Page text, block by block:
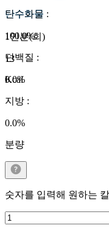
탄수화물
1인분(회)
13
Kcal
탄수화물 :
100.0%
단백질 :
0.0%
지방 :
0.0%
분량
숫자를 입력해 원하는